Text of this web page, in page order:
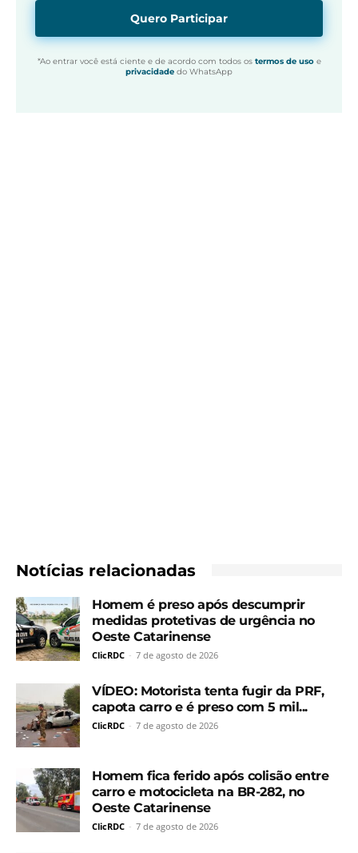
Quero Participar
*Ao entrar você está ciente e de acordo com todos os termos de usoe
privacidade do WhatsApp
Notícias relacionadas
Homem é preso após descumprir
medidas protetivas de urgência no
Oeste Catarinense
ClicRDC - 7 de agosto de 2026
VÍDEO: Motorista tenta fugir da PRF,
capota carro e é preso com 5 mil...
ClicRDC - 7 de agosto de 2026
Homem fica ferido após colisão entre
carro e motocicleta na BR-282, no
Oeste Catarinense
ClicRDC - 7 de agosto de 2026